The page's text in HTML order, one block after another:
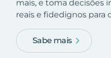
mais, e toma decisões
reais e fidedignos para
Sabe mais